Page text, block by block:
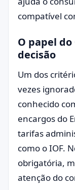
compatível
O papel
decisão
Um dos
vezes
conhecido
encargos do
tarifas
como o IOF.
obrigatória,
atenção do